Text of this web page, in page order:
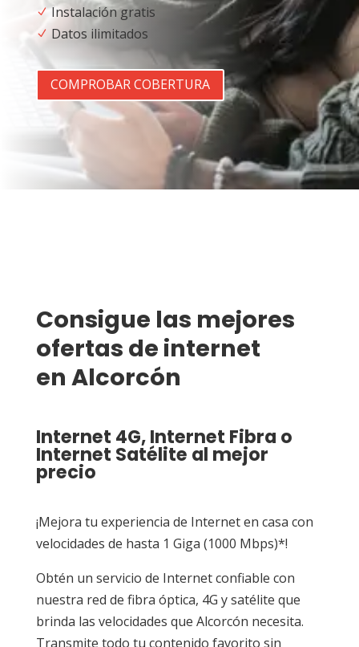
N Instalación gratis
N Datos ilimitados
COMPROBAR COBERTURA
Consigue las mejores
ofertas de internet
en Alcorcón
Internet 4G,Internet Fibra o
Internet Satélite al mejor
precio
¡Mejora tu experiencia de Internet en casa con
velocidades de hasta 1 Giga (1000 Mbps)*!
Obtén un servicio de Internet confiable con
nuestra red de fibra óptica, 4G y satélite que
brinda las velocidades que Alcorcón necesita.
Transmite todo tu contenido favorito sin